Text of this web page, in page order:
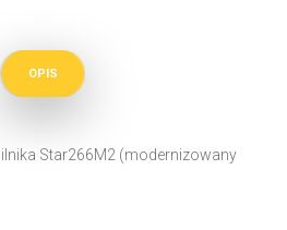
OPIS
Star266M2 (modernizowany